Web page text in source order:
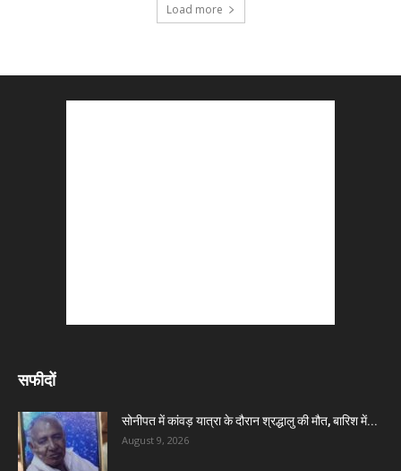
Load more
सफीदों
सोनीपत में कांवड़ यात्रा के दौरान श्रद्धालु की मौत, बारिश में...
August 9, 2026